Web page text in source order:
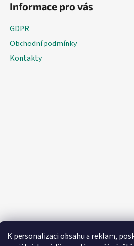
K personalizaci obsahu a reklam,
Informace pro vás
GDPR
Obchodní podmínky
Kontakty